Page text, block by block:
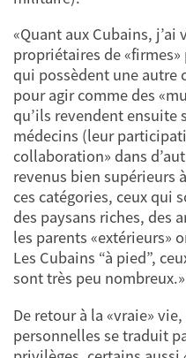
«Quant aux Cubains,
propriétaires de
qui possèdent une
pour agir comme des
qu’ils revendent ensuite
médecins (leur
collaboration» dans
revenus bien supérieurs
ces catégories, ceux qui
des paysans riches, des
les parents «extérieurs»
Les Cubains “à pied”,
sont très peu nombreux.»
De retour à la «vraie»
personnelles se traduit